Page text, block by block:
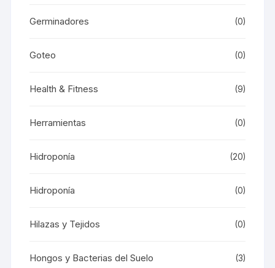
Germinadores (0)
Goteo (0)
Health & Fitness (9)
Herramientas (0)
Hidroponía (20)
Hidroponía (0)
Hilazas y Tejidos (0)
Hongos y Bacterias del Suelo (3)